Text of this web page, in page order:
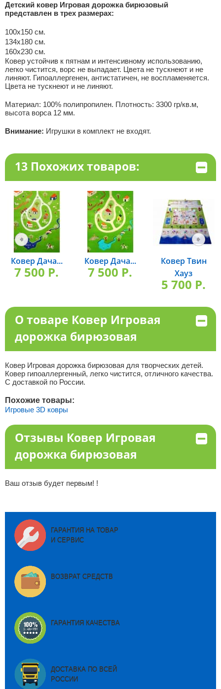
Детский ковер Игровая дорожка бирюзовый
представлен в трех размерах:
100х150 см.
134х180 см.
160х230 см.
Ковер устойчив к пятнам и интенсивному использованию,
легко чистится, ворс не выпадает. Цвета не тускнеют и не
линяют. Гипоаллергенен, антистатичен, не воспламеняется.
Цвета не тускнеют и не линяют.
Материал: 100% полипропилен. Плотность: 3300 гр/кв.м,
высота ворса 12 мм.
Внимание: Игрушки в комплект не входят.
13 Похожих товаров:
Ковер Дача...
7 500 P.
Ковер Дача...
7 500 P.
Ковер Твин
Хауз
5 700 P.
О товаре Ковер Игровая
дорожка бирюзовая
Ковер Игровая дорожка бирюзовая для творческих детей.
Ковер гипоаллергенный, легко чистится, отличного качества.
С доставкой по России.
Похожие товары:
Игровые 3D ковры
Отзывы Ковер Игровая
дорожка бирюзовая
Ваш отзыв будет первым! !
ГАРАНТИЯ НА ТОВАР
И СЕРВИС
ВОЗВРАТ СРЕДСТВ
ГАРАНТИЯ КАЧЕСТВА
ДОСТАВКА ПО ВСЕЙ
РОССИИ